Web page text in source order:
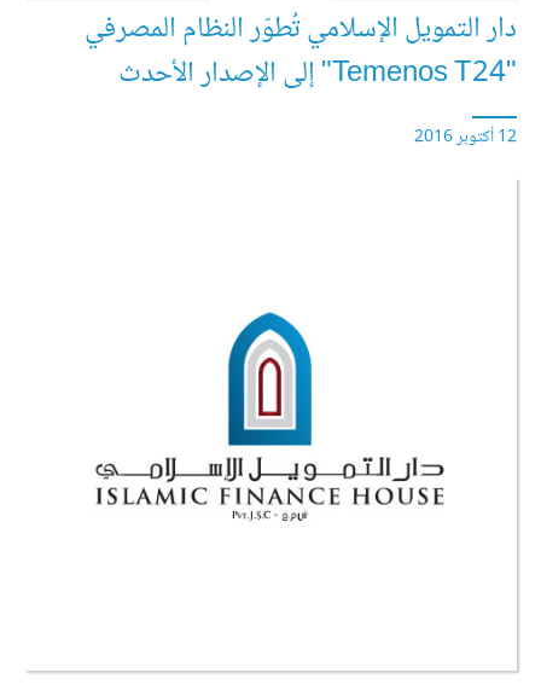
دار التمويل الإسلامي تُطوّر النظام المصرفي
"Temenos T24" إلى الإصدار الأحدث
12 أكتوبر 2016